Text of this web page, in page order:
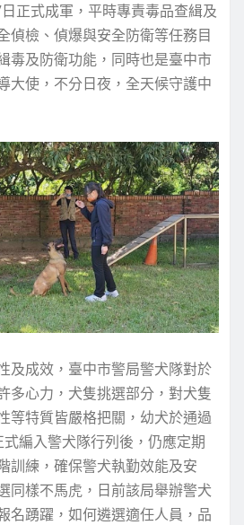
正式成軍，平時專責毒品查緝及
偵檢、偵爆與安全防衛等任務目
毒及防衛功能，同時也是臺中市
大使，不分日夜，全天候守護中
及成效，臺中市警局警犬隊對於
多心力，犬隻挑選部分，對犬隻
等特質皆嚴格把關，幼犬於通過
編入警犬隊行列後，仍應定期
訓練，確保警犬執勤效能及安
同樣不馬虎，日前該局舉辦警犬
名踴躍，如何遴選適任人員，品